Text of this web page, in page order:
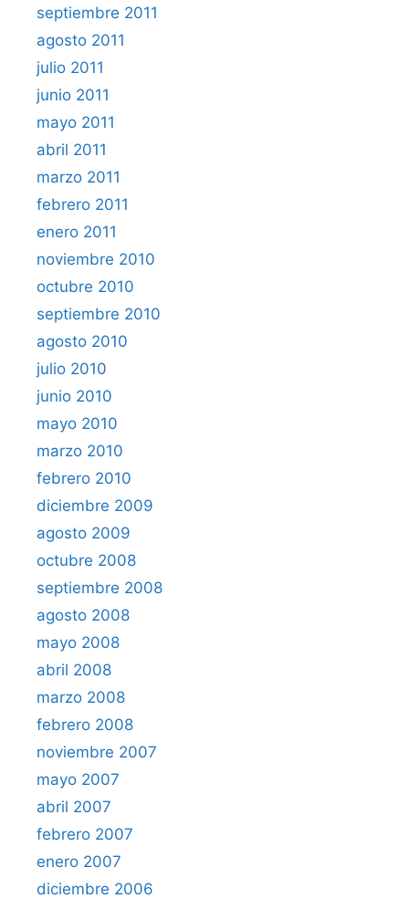
septiembre 2011
agosto 2011
julio 2011
junio 2011
mayo 2011
abril 2011
marzo 2011
febrero 2011
enero 2011
noviembre 2010
octubre 2010
septiembre 2010
agosto 2010
julio 2010
junio 2010
mayo 2010
marzo 2010
febrero 2010
diciembre 2009
agosto 2009
octubre 2008
septiembre 2008
agosto 2008
mayo 2008
abril 2008
marzo 2008
febrero 2008
noviembre 2007
mayo 2007
abril 2007
febrero 2007
enero 2007
diciembre 2006